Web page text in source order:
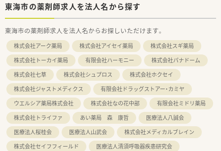
東海市の薬剤師求人を法人名から探す
東海市の薬剤師求人を法人名からお探しいただけます。
株式会社アーク薬局 株式会社アイセイ薬局
株式会社スギ薬局
株式会社トーカイ薬局
有限会社ハーモニー
株式会社パナドーム
株式会社七草
株式会社シュプロス
株式会社ホクセイ
株式会社ジャストメディクス
有限会社ドラッグストアー・カミヤ
ウエルシア薬局株式会社
株式会社なの花中部
有限会社ミドリ薬局
株式会社トライファ
あい薬局 森 康哲
医療法人八誠会
医療法人桜桂会
医療法人山武会
株式会社メディカルブレイン
株式会社セイフフィールド
医療法人清須呼吸器疾患研究会